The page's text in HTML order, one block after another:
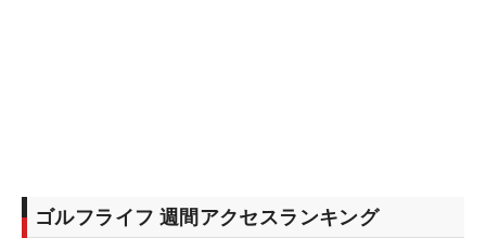
ゴルフライフ 週間アクセスランキング